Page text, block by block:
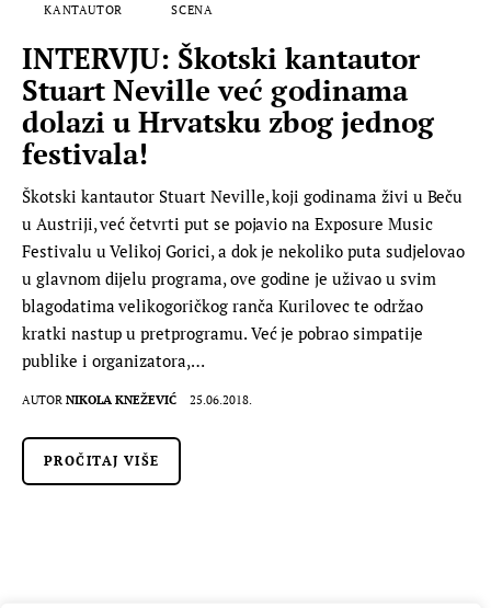
KANTAUTOR SCENA
INTERVJU: Škotski kantautor
Stuart Neville već godinama
dolazi u Hrvatsku zbog jednog
festivala!
Škotski kantautor Stuart Neville, koji godinama živi u Beču
u Austriji, već četvrti put se pojavio na Exposure Music
Festivalu u Velikoj Gorici, a dok je nekoliko puta sudjelovao
u glavnom dijelu programa, ove godine je uživao u svim
blagodatima velikogoričkog ranča Kurilovec te održao
kratki nastup u pretprogramu. Već je pobrao simpatije
publike i organizatora,…
AUTOR NIKOLA KNEŽEVIĆ 25.06.2018.
PROČITAJ VIŠE